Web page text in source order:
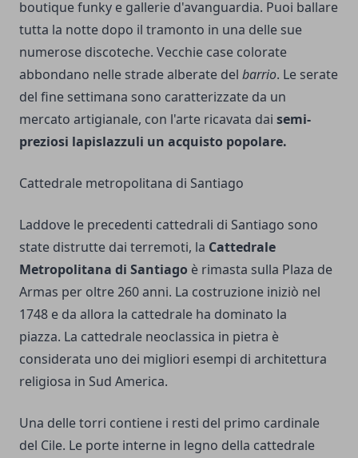
boutique funky e gallerie d'avanguardia. Puoi ballare
tutta la notte dopo il tramonto in una delle sue
numerose discoteche. Vecchie case colorate
abbondano nelle strade alberate del barrio. Le serate
del fine settimana sono caratterizzate da un
mercato artigianale, con l'arte ricavata dai semi-
preziosi lapislazzuli un acquisto popolare.
Cattedrale metropolitana di Santiago
Laddove le precedenti cattedrali di Santiago sono
state distrutte dai terremoti, la Cattedrale
Metropolitana di Santiago è rimasta sulla Plaza de
Armas per oltre 260 anni. La costruzione iniziò nel
1748 e da allora la cattedrale ha dominato la
piazza. La cattedrale neoclassica in pietra è
considerata uno dei migliori esempi di architettura
religiosa in Sud America.
Una delle torri contiene i resti del primo cardinale
del Cile. Le porte interne in legno della cattedrale